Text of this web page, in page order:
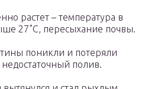
растет – температура в
27˚С, пересыхание почвы.
поникли и потеряли
недостаточный полив.